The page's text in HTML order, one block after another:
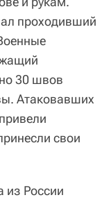
проходивший
30 швов
Атаковавших
свои
из России